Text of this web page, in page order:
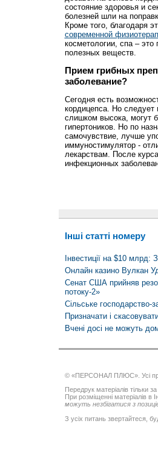
состояние здоровья и
болезней шли на
Кроме того, благодаря
современной
косметологии, спа – это
полезных веществ.
Прием грибных
заболевание?
Сегодня есть
кордицепса. Но следует
слишком высока, могут
гипертоников. Но по
самочувствие, лучше
иммуностимулятор -
лекарствам. После
инфекционных
Інші статті номеру
Інвестиції на $10 млрд:
Онлайн казино Вулкан
Сенат США прийняв
потоку-2»
Сільське господарство-
Призначати і
Вчені досі не можуть
© «ПЕРСОНАЛ ПЛЮС». Усі
Передрук матеріалів тільки за
При розміщенні матеріалів в
можуть незбігатися з
З усіх питань звертайтеся,